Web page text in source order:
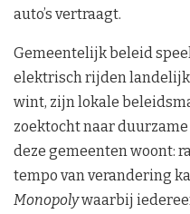
auto’s vertraagt.
Gemeentelijk beleid
elektrisch rijden
wint, zijn lokale
zoektocht naar
deze gemeenten woont:
tempo van verandering
Monopolywaarbij